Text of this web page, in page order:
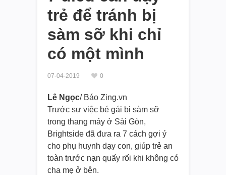
trẻ để tránh bị
sàm sỡ khi chỉ
có một mình
07-04-2019 0
Lê Ngọc/ Báo Zing.vn
Trước sự việc bé gái bị sàm sỡ
trong thang máy ở Sài Gòn,
Brightside đã đưa ra 7 cách gợi ý
cho phụ huynh dạy con, giúp trẻ an
toàn trước nạn quấy rối khi không có
cha mẹ ở bên.